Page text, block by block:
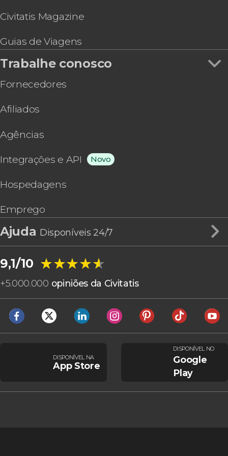
Olímpia
Zagori
Preveza
Sani
Amorgos
Ágios Nikolaos
Karteros
Gournes
Gouves
Stalida
Analipsi
Civitatis Magazine
Guias de Viagens
Trabalhe conosco
Fornecedores
Afiliados
Agências
Integrações e API Novo
Hospedagens
Emprego
Ajuda Disponíveis 24/7
9,1/10 ★★★★★
★★★★★
+5.000.000 opiniões da Civitatis
DISPONÍVEL NA
App Store
DISPONÍVEL NO
Google
Play